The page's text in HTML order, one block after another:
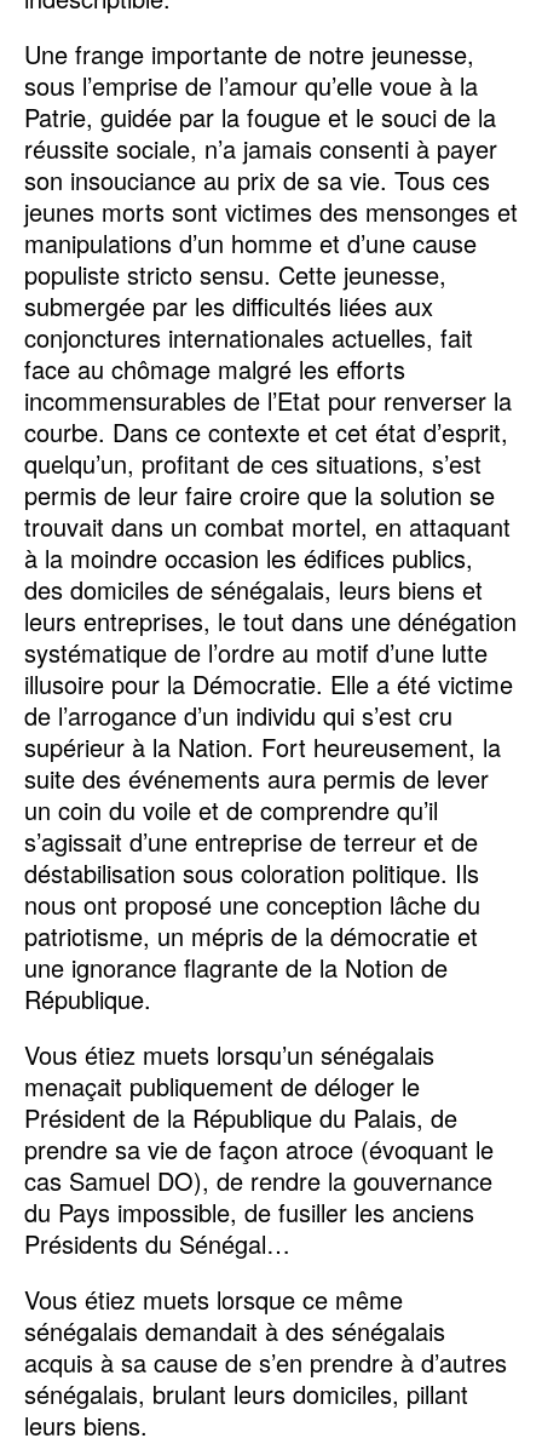
Une frange importante de notre jeunesse,
sous l’emprise de l’amour qu’elle voue à la
Patrie, guidée par la fougue et le souci de la
réussite sociale, n’a jamais consenti à payer
son insouciance au prix de sa vie. Tous ces
jeunes morts sont victimes des mensonges et
manipulations d’un homme et d’une cause
populiste stricto sensu. Cette jeunesse,
submergée par les difficultés liées aux
conjonctures internationales actuelles, fait
face au chômage malgré les efforts
incommensurables de l’Etat pour renverser la
courbe. Dans ce contexte et cet état d’esprit,
quelqu’un, profitant de ces situations, s’est
permis de leur faire croire que la solution se
trouvait dans un combat mortel, en attaquant
à la moindre occasion les édifices publics,
des domiciles de sénégalais, leurs biens et
leurs entreprises, le tout dans une dénégation
systématique de l’ordre au motif d’une lutte
illusoire pour la Démocratie. Elle a été victime
de l’arrogance d’un individu qui s’est cru
supérieur à la Nation. Fort heureusement, la
suite des événements aura permis de lever
un coin du voile et de comprendre qu’il
s’agissait d’une entreprise de terreur et de
déstabilisation sous coloration politique. Ils
nous ont proposé une conception lâche du
patriotisme, un mépris de la démocratie et
une ignorance flagrante de la Notion de
République.
Vous étiez muets lorsqu’un sénégalais
menaçait publiquement de déloger le
Président de la République du Palais, de
prendre sa vie de façon atroce (évoquant le
cas Samuel DO), de rendre la gouvernance
du Pays impossible, de fusiller les anciens
Présidents du Sénégal…
Vous étiez muets lorsque ce même
sénégalais demandait à des sénégalais
acquis à sa cause de s’en prendre à d’autres
sénégalais, brulant leurs domiciles, pillant
leurs biens.